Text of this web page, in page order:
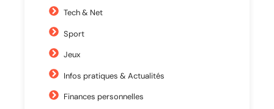
Tech & Net
Sport
Jeux
Infos pratiques & Actualités
Finances personnelles